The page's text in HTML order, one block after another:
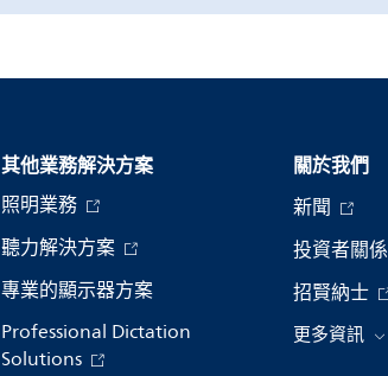
其他業務解決方案​
照明業務
聽力解決方案
專業的顯示器方案
Professional Dictation
Solutions
關於我們
新聞
投資者關係
招賢納士
更多資訊